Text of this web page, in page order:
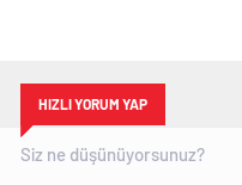
HIZLI YORUM YAP